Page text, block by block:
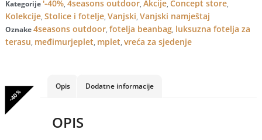
Kategorije '-40%, 4seasons outdoor, Akcije, Concept store,
Kolekcije, Stolice i fotelje, Vanjski, Vanjski namještaj
Oznake4seasons outdoor, fotelja beanbag, luksuzna fotelja za
terasu, međimurjeplet, mplet, vreća za sjedenje
-40%
Opis Dodatne informacije
OPIS